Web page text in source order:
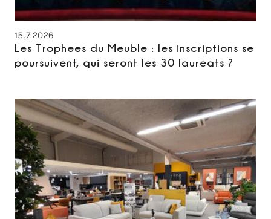
15.7.2026
Les Trophees du Meuble : les inscriptions se
poursuivent, qui seront les 30 laureats ?